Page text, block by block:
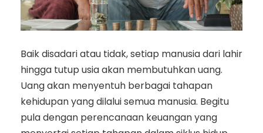
Baik disadari atau tidak, setiap manusia dari lahir
hingga tutup usia akan membutuhkan uang.
Uang akan menyentuh berbagai tahapan
kehidupan yang dilalui semua manusia. Begitu
pula dengan perencanaan keuangan yang